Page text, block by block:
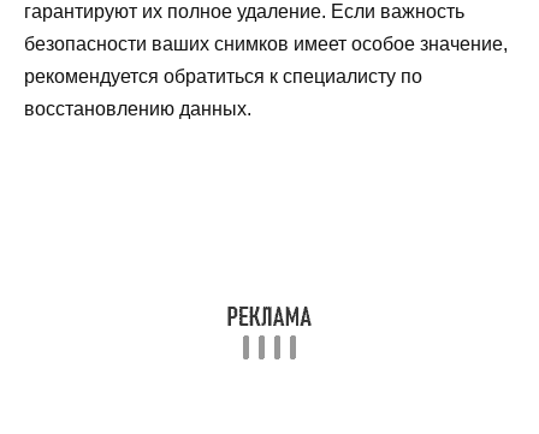
гарантируют их полное удаление. Если важность
безопасности ваших снимков имеет особое значение,
рекомендуется обратиться к специалисту по
восстановлению данных.